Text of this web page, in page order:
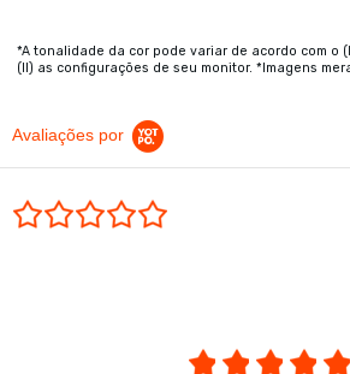
*A tonalidade da cor pode variar de acordo com o
(II) as configurações de seu monitor. *Imagens
Avaliações por